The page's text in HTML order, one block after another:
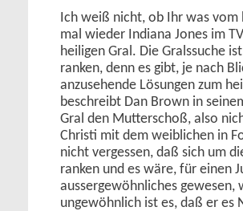
Ich weiß nicht, ob Ihr was
mal wieder Indiana Jones im
heiligen Gral. Die Gralssuche
ranken, denn es gibt, je nach
anzusehende Lösungen zum
beschreibt Dan Brown in
Gral den Mutterschoß, also
Christi mit dem weiblichen in
nicht vergessen, daß sich um
ranken und es wäre, für einen
aussergewöhnliches
ungewöhnlich ist es, daß er es